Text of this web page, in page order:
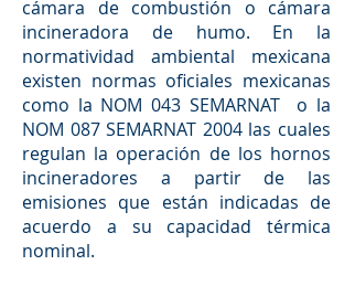
cámara de combustión o cámara
incineradora de humo. En la
normatividad ambiental mexicana
existen normas oficiales mexicanas
como la NOM 043 SEMARNAT o la
NOM 087 SEMARNAT 2004 las cuales
regulan la operación de los hornos
incineradores a partir de las
emisiones que están indicadas de
acuerdo a su capacidad térmica
nominal.